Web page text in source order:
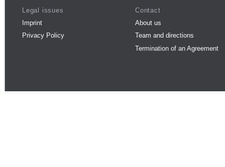
Legal issues
Imprint
Privacy Policy
Contact
About us
Team and directions
Termination of an Agreement